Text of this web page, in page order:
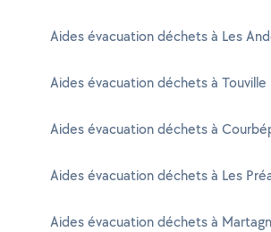
Aides évacuation déchets à Les
Aides évacuation déchets à Touville
Aides évacuation déchets à
Aides évacuation déchets à Les
Aides évacuation déchets à